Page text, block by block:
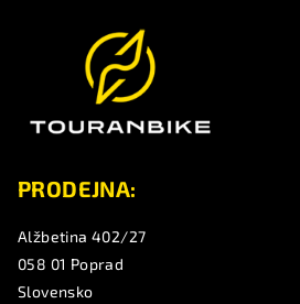
PRODEJNA:
Alžbetina 402/27
058 01 Poprad
Slovensko